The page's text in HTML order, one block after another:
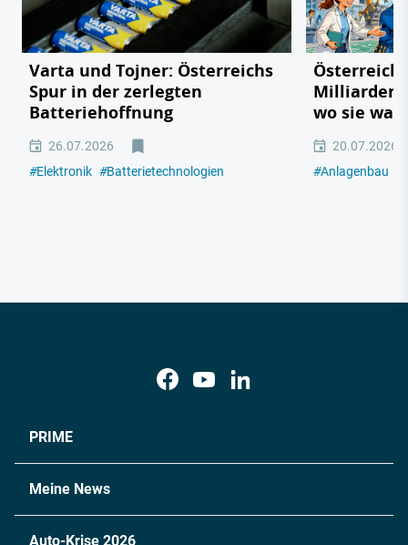
Varta und Tojner: Österreichs
Spur in der zerlegten
Batteriehoffnung
26.07.2026
#Elektronik #Batterietechnologien
Milliarden
wo sie
20.07.2026
#Anlagenbau
PRIME
Meine News
Auto-Krise 2026